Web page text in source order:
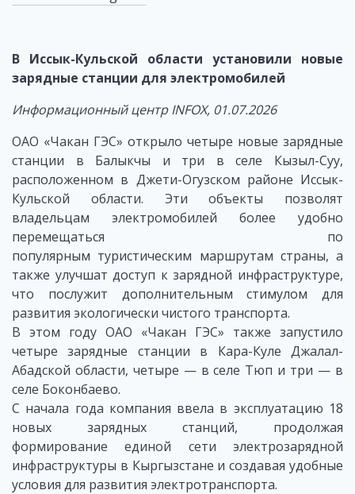
В Иссык-Кульской области установили новые
зарядные станции для электромобилей
Информационный центр INFOX, 01.07.2026
ОАО «Чакан ГЭС» открыло четыре новые зарядные
станции в Балыкчы и три в селе Кызыл-Суу,
расположенном в Джети-Огузском районе Иссык-
Кульской области. Эти объекты позволят
владельцам электромобилей более удобно
перемещаться по
популярным туристическим маршрутам страны, а
также улучшат доступ к зарядной инфраструктуре,
что послужит дополнительным стимулом для
развития экологически чистого транспорта.
В этом году ОАО «Чакан ГЭС» также запустило
четыре зарядные станции в Кара-Куле Джалал-
Абадской области, четыре — в селе Тюп и три — в
селе Боконбаево.
С начала года компания ввела в эксплуатацию 18
новых зарядных станций, продолжая
формирование единой сети электрозарядной
инфраструктуры в Кыргызстане и создавая удобные
условия для развития электротранспорта.